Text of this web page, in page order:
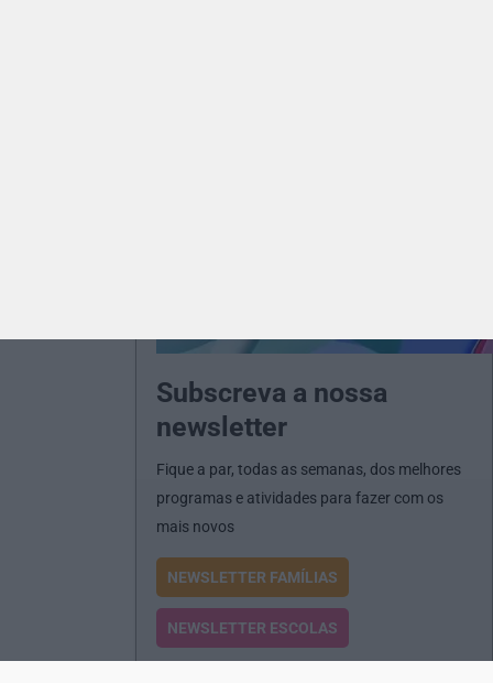
Subscreva a nossa
newsletter
Fique a par, todas as semanas, dos melhores
programas e atividades para fazer com os
mais novos
NEWSLETTER FAMÍLIAS
NEWSLETTER ESCOLAS